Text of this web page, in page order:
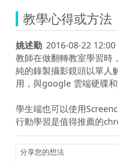
教學心得或方法
姚述勤 2016-08-22 12:00
教師在做翻轉教室學習時
純的錄製攝影鏡頭以單人
用，與google 雲端硬碟
學生端也可以使用
行動學習是值得推薦的